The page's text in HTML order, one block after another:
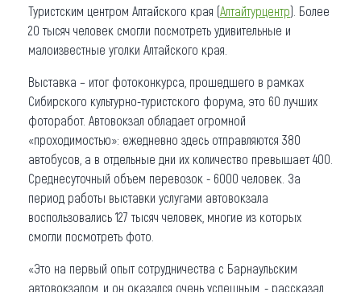
Туристским центром Алтайского края (Алтайтурцентр). Более
20 тысяч человек смогли посмотреть удивительные и
малоизвестные уголки Алтайского края.
Выставка – итог фотоконкурса, прошедшего в рамках
Сибирского культурно-туристского форума, это 60 лучших
фоторабот. Автовокзал обладает огромной
«проходимостью»: ежедневно здесь отправляются 380
автобусов, а в отдельные дни их количество превышает 400.
Среднесуточный объем перевозок - 6000 человек. За
период работы выставки услугами автовокзала
воспользовались 127 тысяч человек, многие из которых
смогли посмотреть фото.
«Это на первый опыт сотрудничества с Барнаульским
автовокзалом, и он оказался очень успешным, - рассказал